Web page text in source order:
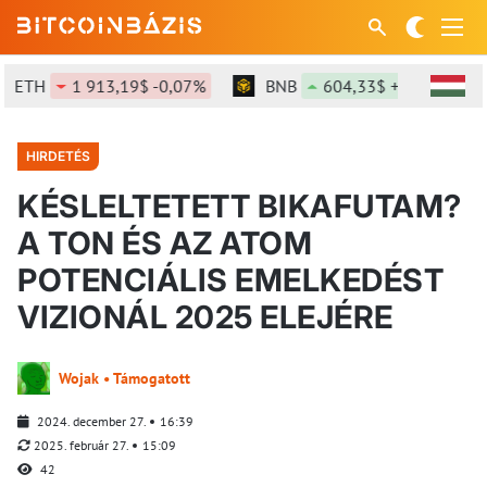
1 913,19$ -0,07% BNB 604,33$ +0,24%
HIRDETÉS
KÉSLELTETETT BIKAFUTAM?
A TON ÉS AZ ATOM
POTENCIÁLIS EMELKEDÉST
VIZIONÁL 2025 ELEJÉRE
Wojak • Támogatott
2024. december 27.
16:39
2025. február 27.
15:09
42